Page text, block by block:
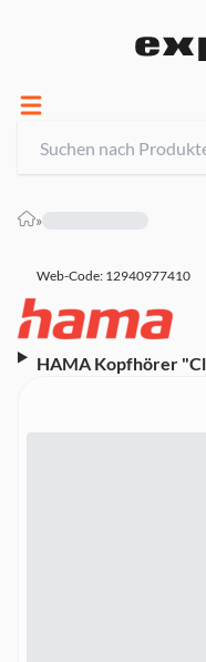
»
Web-Code: 12940977410
HAMA Kopfhörer